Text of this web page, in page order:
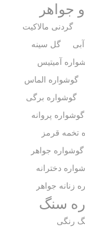
جواهر
گردنی مالاکیت
گل سینه
آمیتیس
گوشواره الماس
گوشواره برگی
گوشواره پروانه
تخمه قرمز
گوشواره جواهر
دخترانه
زنانه جواهر
سنگ
رنگی